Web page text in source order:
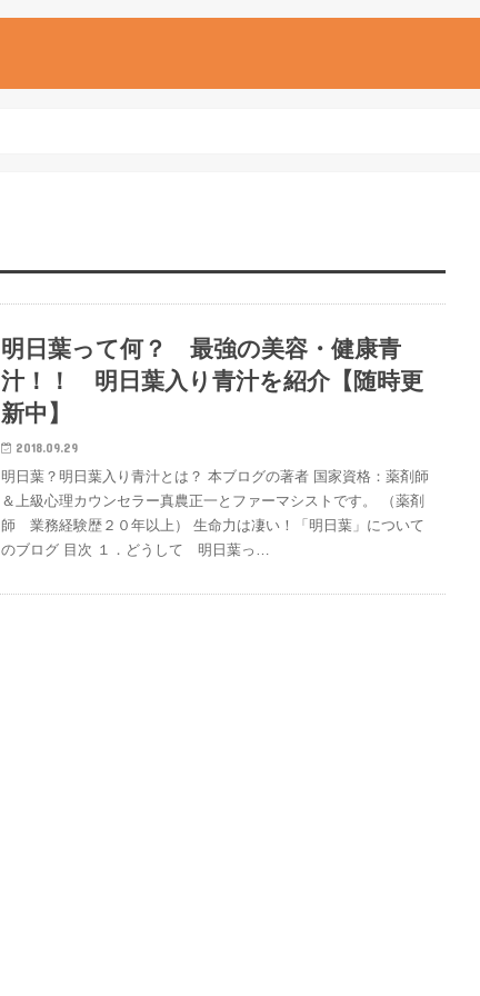
明日葉って何？ 最強の美容・健康青
汁！！ 明日葉入り青汁を紹介【随時更
新中】
2018.09.29
明日葉？明日葉入り青汁とは？ 本ブログの著者 国家資格：薬剤師
＆上級心理カウンセラー真農正一とファーマシストです。 （薬剤
師 業務経験歴２０年以上） 生命力は凄い！「明日葉」について
のブログ 目次 １．どうして 明日葉っ…